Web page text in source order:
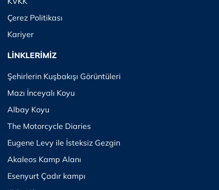
Çerez Politikası
Kariyer
LİNKLERİMİZ
Şehirlerin Kuşbakışı Görüntüleri
Mazı İnceyalı Koyu
Albay Koyu
The Motorcycle Diaries
Eugene Levy ile İsteksiz Gezgin
Akaleos Kamp Alanı
Esenyurt Çadır kampı